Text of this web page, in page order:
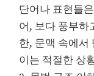
단어나 표현들
어, 보다 풍부하
한, 문맥 속에서
이는 적절한 상